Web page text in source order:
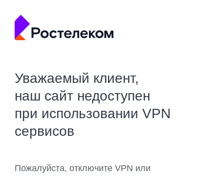
Уважаемый клиент,
наш сайт недоступен
при использовании VPN
сервисов
Пожалуйста, отключите VPN или